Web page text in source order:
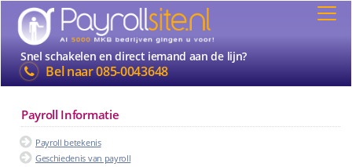
Snel schakelen en direct iemand aan de lijn?
Bel naar085-0043648
Payroll Informatie
Payroll betekenis
Geschiedenis van payroll